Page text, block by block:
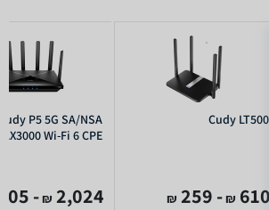
Cudy LT500
610
₪
- 259
₪
P5 5G SA/NSA
AX3000 Wi-Fi 6 CPE
2,024
₪
- 2,005